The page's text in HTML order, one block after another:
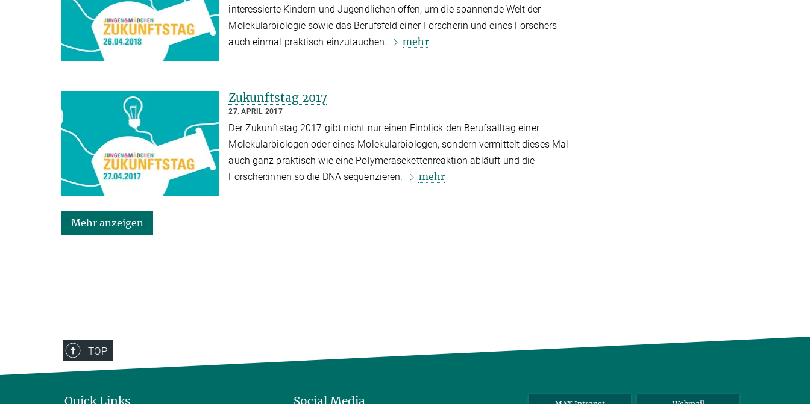
interessierte Kindern und Jugendlichen offen, um die spannende Welt der
Molekularbiologie sowie das Berufsfeld einer Forscherin und eines Forschers
auch einmal praktisch einzutauchen.
mehr
Zukunftstag 2017
27. APRIL 2017
Der Zukunftstag 2017 gibt nicht nur einen Einblick den Berufsalltag einer
Molekularbiologen oder eines Molekularbiologen, sondern vermittelt dieses Mal
auch ganz praktisch wie eine Polymerasekettenreaktion abläuft und die
Forscher:innen so die DNA sequenzieren.
mehr
Mehr anzeigen
TOP
Quick Links Social Media